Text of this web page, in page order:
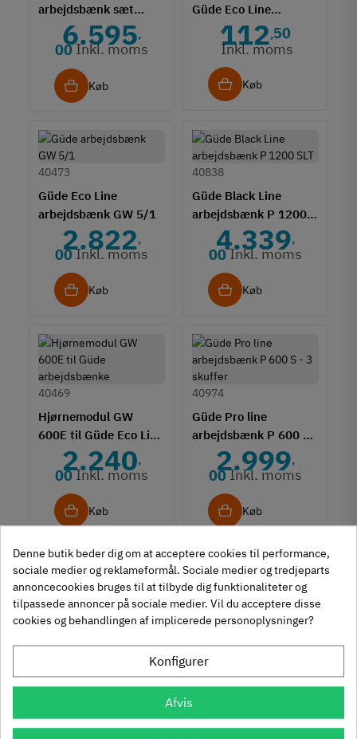
arbejdsbænk sæt
MEGA - 3 dele m/
værktøjsvogn
6.595,
00Inkl. moms
Køb
Güde Eco Line
arbejdsbænke - 440
112,50
Inkl. moms
Køb
Güde Eco Line
arbejdsbænk GW 5/1
40473
2.822,
00Inkl. moms
Køb
Güde Black Line
arbejdsbænk P 1200
SLT - 3 skuffer/1
kabinet
40838
4.339,
00Inkl. moms
Køb
Hjørnemodul GW
600E til Güde Eco Line
arbejdsbænke
40469
2.240,
00Inkl. moms
Køb
Güde Pro line
arbejdsbænk P 600 S -
3 skuffer
40974
2.999,
00Inkl. moms
Køb
Güde GWS
40495
00Inkl. moms
Køb
Güde arbejdsbænk
40494
00Inkl. moms
Køb
Denne butik beder dig om at acceptere cookies til performance,
sociale medier og reklameformål. Sociale medier og tredjeparts
annoncecookies bruges til at tilbyde dig funktionaliteter og
tilpassede annoncer på sociale medier. Vil du acceptere disse
cookies og behandlingen af implicerede personoplysninger?
Konfigurer
Afvis
FILTER